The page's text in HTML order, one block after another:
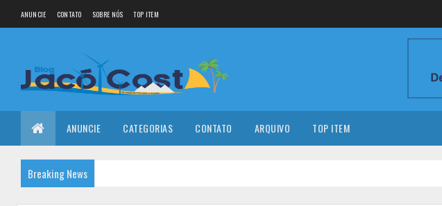
ANUNCIE CONTATO SOBRE NÓS TOP ITEM
ANUNCIE CATEGORIAS CONTATO ARQUIVO TOP ITEM
Breaking News